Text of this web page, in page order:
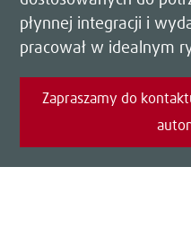
płynnej integracji i
pracował w idealnym
Zapraszamy do